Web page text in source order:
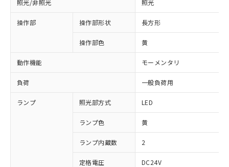
照光/非照光 照光
操作部 操作部形状 長方形
操作部色 黄
動作機能 モーメンタリ
負荷 一般負荷用
ランプ 照光部方式 LED
ランプ色 黄
ランプ内蔵数 2
定格電圧 DC24V